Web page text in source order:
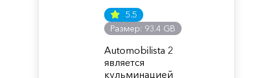
5.5
Размер: 93.4 GB
Automobilista 2
является
кульминацией